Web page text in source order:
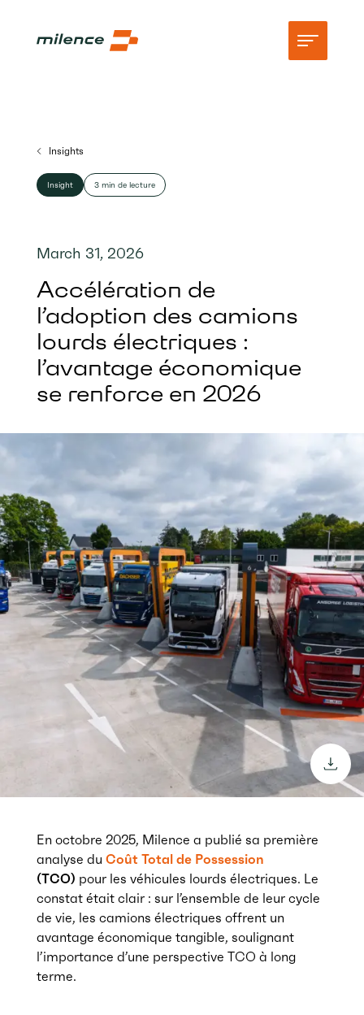
Réseau
Commencez à recharger
Insights
Insight 3 min de lecture
March 31, 2026
Accélération de
l’adoption des camions
lourds électriques :
l’avantage économique
se renforce en 2026
En octobre 2025, Milence a publié sa première
analyse du Coût Total de Possession
(TCO) pour les véhicules lourds électriques. Le
constat était clair : sur l’ensemble de leur cycle
de vie, les camions électriques offrent un
avantage économique tangible, soulignant
l’importance d’une perspective TCO à long
terme.